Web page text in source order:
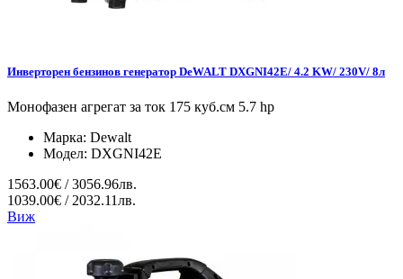
Инверторен бензинов генератор DeWALT DXGNI42E/ 4.2 KW/ 230V/ 8л
Монофазен агрегат за ток 175 куб.см 5.7 hp
Марка: Dewalt
Модел: DXGNI42E
1563.00€ / 3056.96лв.
1039.00€ / 2032.11лв.
Виж